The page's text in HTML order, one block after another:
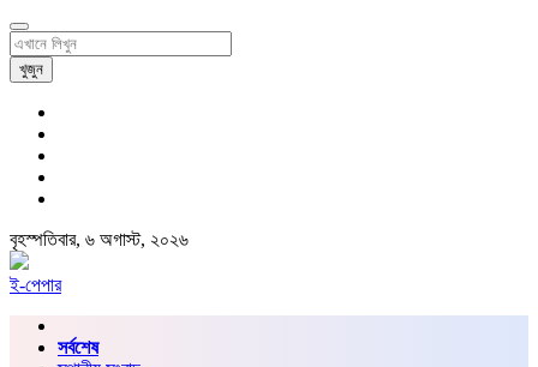
খুজুন
বৃহস্পতিবার, ৬ অগাস্ট, ২০২৬
ই-পেপার
সর্বশেষ